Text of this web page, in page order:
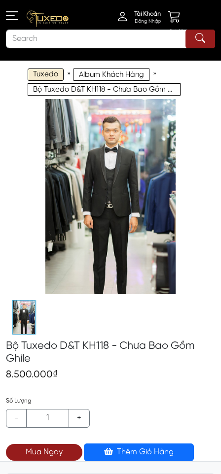
Tài Khoản
Đăng Nhập
Giỏ Hàng
Tuxedo » Album Khách Hàng »
Bộ Tuxedo D&T KH118 - Chưa Bao Gồm Ghile
Bộ Tuxedo D&T KH118 - Chưa Bao Gồm
Ghile
8.500.000₫
Số Lượng
- +
Mua Ngay Thêm Giỏ Hàng